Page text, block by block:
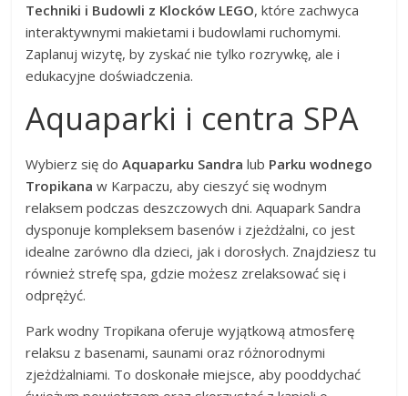
Techniki i Budowli z Klocków LEGO, które zachwyca
interaktywnymi makietami i budowlami ruchomymi.
Zaplanuj wizytę, by zyskać nie tylko rozrywkę, ale i
edukacyjne doświadczenia.
Aquaparki i centra SPA
Wybierz się doAquaparku Sandra lub Parku wodnego
Tropikana w Karpaczu, aby cieszyć się wodnym
relaksem podczas deszczowych dni. Aquapark Sandra
dysponuje kompleksem basenów i zjeżdżalni, co jest
idealne zarówno dla dzieci, jak i dorosłych. Znajdziesz tu
również strefę spa, gdzie możesz zrelaksować się i
odprężyć.
Park wodny Tropikana oferuje wyjątkową atmosferę
relaksu z basenami, saunami oraz różnorodnymi
zjeżdżalniami. To doskonałe miejsce, aby pooddychać